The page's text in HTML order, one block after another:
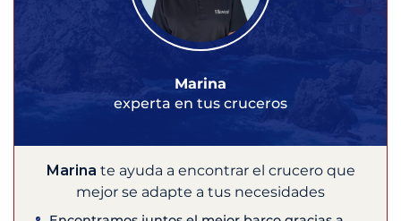
Marina
experta en tus cruceros
Marina te ayuda a encontrar el crucero que
mejor se adapte a tus necesidades